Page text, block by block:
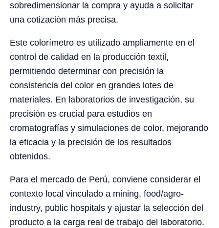
sobredimensionar la compra y ayuda a solicitar
una cotización más precisa.
Este colorímetro es utilizado ampliamente en el
control de calidad en la producción textil,
permitiendo determinar con precisión la
consistencia del color en grandes lotes de
materiales. En laboratorios de investigación, su
precisión es crucial para estudios en
cromatografías y simulaciones de color, mejorando
la eficacia y la precisión de los resultados
obtenidos.
Para el mercado de Perú, conviene considerar el
contexto local vinculado a mining, food/agro-
industry, public hospitals y ajustar la selección del
producto a la carga real de trabajo del laboratorio.